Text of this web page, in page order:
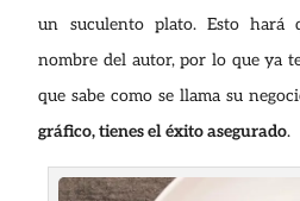
un suculento plato. Esto hará
nombre del autor, por lo que ya
que sabe como se llama su
gráfico, tienes el éxito asegurado.